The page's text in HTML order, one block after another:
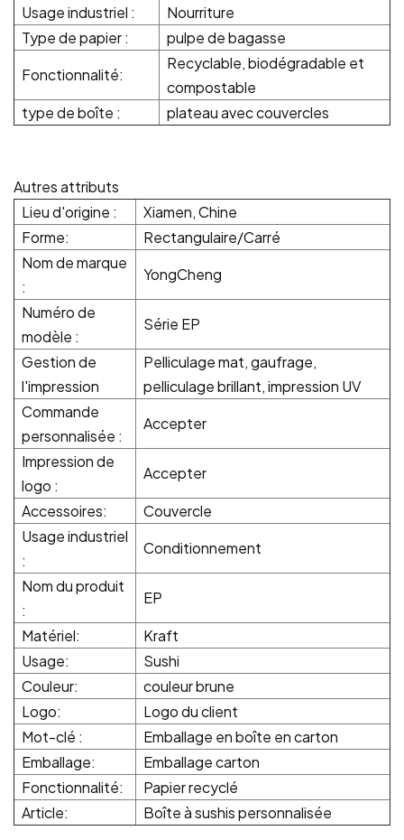
Usage industriel :
Nourriture
Type de papier :
pulpe de bagasse
Fonctionnalité:
Recyclable, biodégradable et
compostable
type de boîte :
plateau avec couvercles
Autres attributs
Lieu d'origine :
Xiamen, Chine
Forme:
Rectangulaire/Carré
Nom de marque
:
YongCheng
Numéro de
modèle :
Série EP
Gestion de
l'impression
Pelliculage mat, gaufrage,
pelliculage brillant, impression UV
Commande
personnalisée :
Accepter
Impression de
logo :
Accepter
Accessoires:
Couvercle
Usage industriel
:
Conditionnement
Nom du produit
:
EP
Matériel:
Kraft
Usage:
Sushi
Couleur:
couleur brune
Logo:
Logo du client
Mot-clé :
Emballage en boîte en carton
Emballage:
Emballage carton
Fonctionnalité:
Papier recyclé
Article:
Boîte à sushis personnalisée